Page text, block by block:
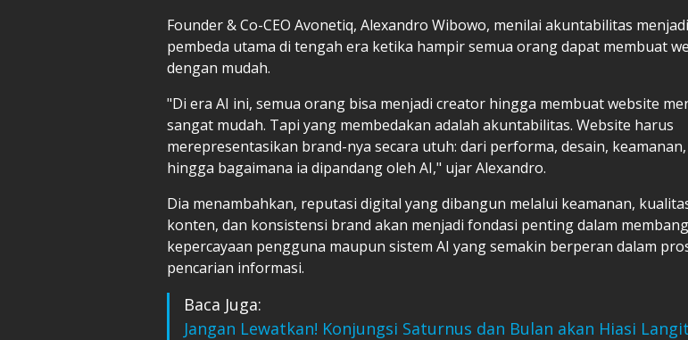
Founder & Co-CEO Avonetiq, Alexandro Wibowo, menilai akuntabilitas menjadi
pembeda utama di tengah era ketika hampir semua orang dapat membuat
dengan mudah.
"Di era AI ini, semua orang bisa menjadi creator hingga membuat website
sangat mudah. Tapi yang membedakan adalah akuntabilitas. Website harus
merepresentasikan brand-nya secara utuh: dari performa, desain, keamanan,
hingga bagaimana ia dipandang oleh AI," ujar Alexandro.
Dia menambahkan, reputasi digital yang dibangun melalui keamanan,
konten, dan konsistensi brand akan menjadi fondasi penting dalam
kepercayaan pengguna maupun sistem AI yang semakin berperan dalam
pencarian informasi.
Baca Juga:
Jangan Lewatkan! Konjungsi Saturnus dan Bulan akan Hiasi